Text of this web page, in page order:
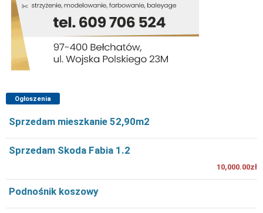
Ogłoszenia
Sprzedam mieszkanie 52,90m2
Sprzedam Skoda Fabia 1.2
10,000.00zł
Podnośnik koszowy